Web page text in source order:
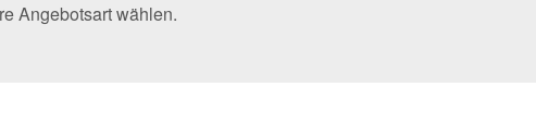
Angebotsart wählen.